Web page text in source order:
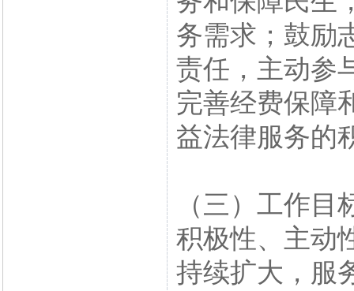
务需求；鼓励
责任，主动参
完善经费保障
益法律服务的
（三）工作
积极性、主动
持续扩大，服